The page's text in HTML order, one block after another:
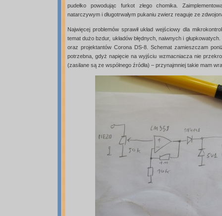
pudełko powodując furkot złego chomika.
natarczywym i długotrwałym pukaniu zwierz reaguje ze
Najwięcej problemów sprawił układ wejściowy dla
temat dużo bzdur, układów błędnych, naiwnych i
oraz projektantów Corona DS-8. Schemat zamieszczam
potrzebna, gdyż napięcie na wyjściu wzmacniacza nie
(zasilane są ze wspólnego źródła) – przynajmniej takie mam